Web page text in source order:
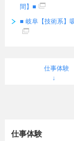
間】■
■ 岐阜【技術系】
仕事体験
仕事体験